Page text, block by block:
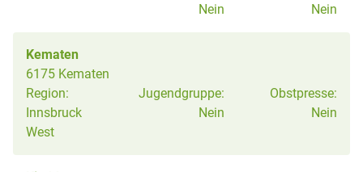
Nein
Nein
Kematen
6175 Kematen
Region:
Innsbruck
West
Jugendgruppe:
Nein
Obstpresse:
Nein